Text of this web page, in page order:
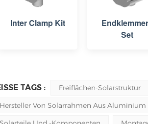
Inter Clamp Kit
Set
TAGS : Freiflächen-Solarstruktur
Hersteller Von Solarrahmen Aus Aluminium